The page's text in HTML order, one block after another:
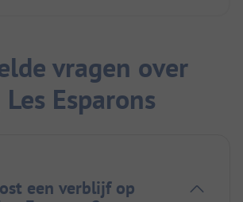
vragen over
Esparons
een verblijf op